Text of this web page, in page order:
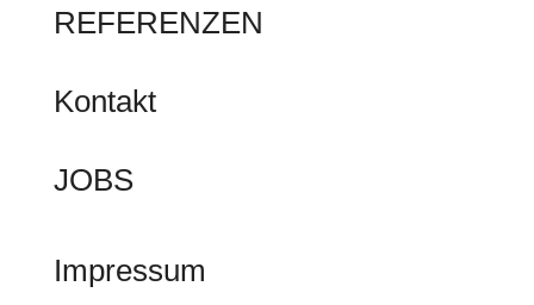
REFERENZEN
Kontakt
JOBS
Impressum